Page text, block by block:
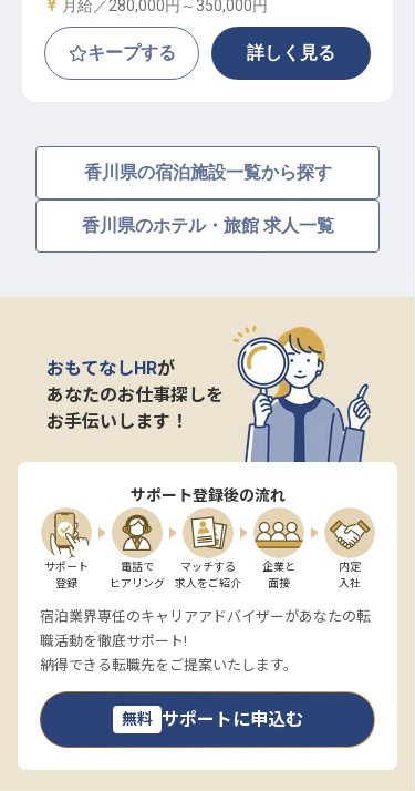
月給／280,000円～ 350,000円
キープする 詳しく見る
香川県の宿泊施設一覧から探す
香川県のホテル・旅館 求人一覧
おもてなしHRが
あなたのお仕事探しを
お手伝いします！
サポート登録後の流れ
サポート
登録
電話で
ヒアリング
マッチする
求人をご紹介
企業と
面接
内定
入社
宿泊業界専任のキャリアアドバイザーがあなたの転
職活動を徹底サポート!
納得できる転職先をご提案いたします。
無料 サポートに申込む